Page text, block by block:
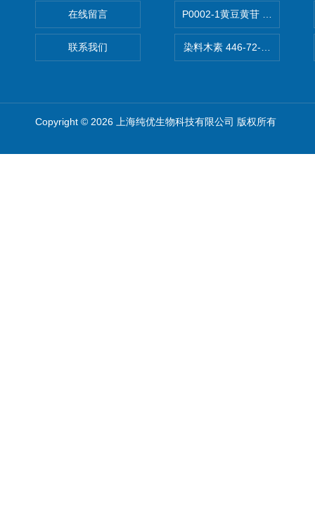
在线留言
联系我们
P0002-1黄豆黄苷 40246-10-
染料木素 446-72-0
Copyright © 2026 上海纯优生物科技有限公司 版权所有